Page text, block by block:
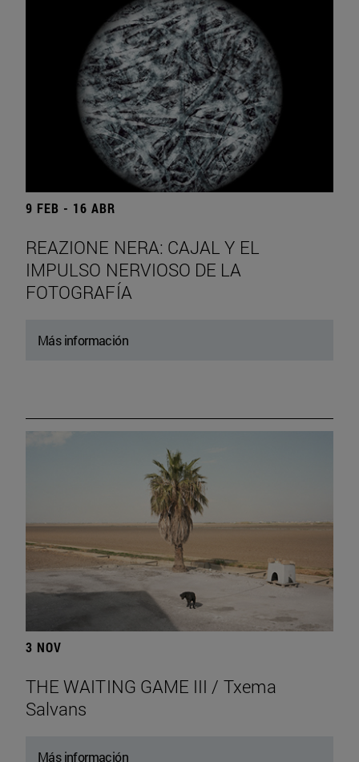
9 FEB - 16 ABR
REAZIONE NERA: CAJAL Y EL
IMPULSO NERVIOSO DE LA
FOTOGRAFÍA
Más información
3 NOV
THE WAITING GAME III / Txema
Salvans
Más información